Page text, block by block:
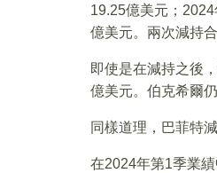
19.25億美元；
億美元。兩次減持
即使是在減持之後
億美元。伯克希爾
同樣道理，巴菲特
在2024年第1季業